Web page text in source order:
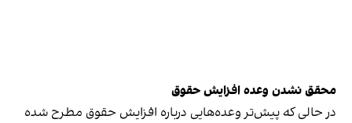
محقق نشدن وعده افزایش حقوق
در حالی که پیش‌تر وعده‌هایی درباره افزایش حقوق مطرح شده